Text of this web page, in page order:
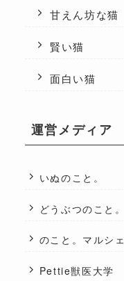
甘えん坊な猫
賢い猫
面白い猫
運営メディア
いぬのこと。
どうぶつのこと。
のこと。マルシェ
Pettie獣医大学